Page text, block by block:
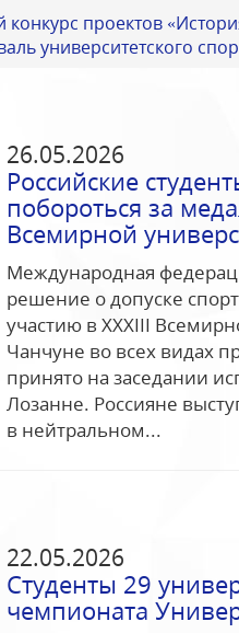
конкурс проектов
университетского
26.05.2026
Российские
побороться за
Всемирной
Международная
решение о допуске
участию в XXXIII
Чанчуне во всех видах
принято на заседании
Лозанне. Россияне
в нейтральном...
22.05.2026
Студенты 29
чемпионата